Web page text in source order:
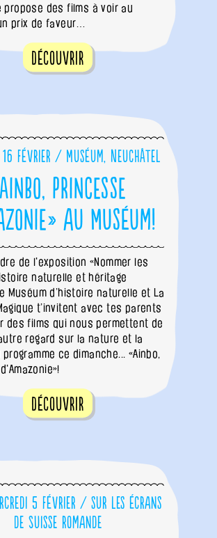
propose des films à voir au
prix de faveur…
Découvrir
16 février / Muséum, Neuchâtel
princesse
au Muséum!
de l'exposition «Nommer les
naturelle et héritage
Muséum d’histoire naturelle et La
t’invitent avec tes parents
des films qui nous permettent de
regard sur la nature et la
ce dimanche... «Ainbo,
Découvrir
5 février / sur les écrans
de Suisse romande